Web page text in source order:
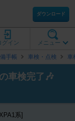
ダウンロード
メニュー
グイン
手帳 車検・点検 車
車検完了🎶
系]